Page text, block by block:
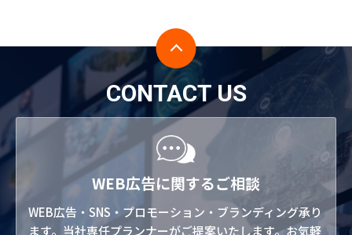
CONTACT US
WEB広告に関するご相談
WEB広告・SNS・プロモーション・ブランディング承り
ます。当社専任プランナーがご提案いたします。お気軽